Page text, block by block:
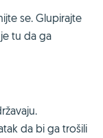
se. Glupirajte
tu da ga
da bi ga trošili